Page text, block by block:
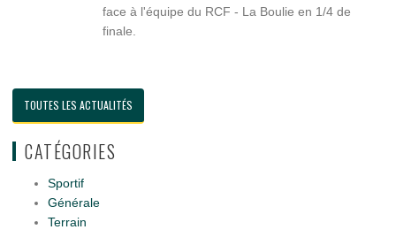
face à l'équipe du RCF - La Boulie en 1/4 de
finale.
TOUTES LES ACTUALITÉS
CATÉGORIES
Sportif
Générale
Terrain